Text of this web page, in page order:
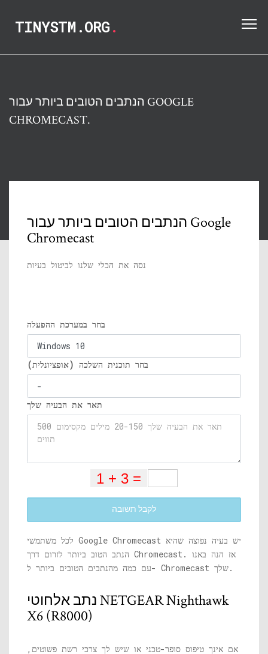
TINYSTM.ORG.
הנתבים הטובים ביותר עבור GOOGLE
CHROMECAST.
הנתבים הטובים ביותר עבור Google
Chromecast
נסה את הכלי שלנו לביטול בעיות
בחר במערכת ההפעלה
בחר תוכנית השלכה (אופציונלית)
תאר את הבעיה שלך
לקבל תשובה
לכל משתמשי Google Chromecast יש בעיה נפוצה שהיא
הנתב הטוב ביותר לזרום דרך Chromecast. אז הנה באנו
עם כמה מהנתבים הטובים ביותר ל- Chromecast שלך.
נתב אלחוטי NETGEAR Nighthawk
X6 (R8000)
אם אינך טיפוס סופר-טכני או שיש לך צרכי רשת פשוטים,